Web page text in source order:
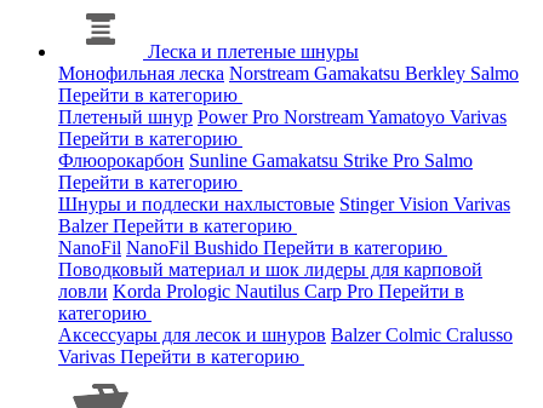
Леска и плетеные шнуры
Монофильная леска Norstream Gamakatsu Berkley Salmo
Перейти в категорию
Плетеный шнур Power Pro NorstreamYamatoyo Varivas
Перейти в категорию
Флюорокарбон Sunline Gamakatsu Strike Pro Salmo
Перейти в категорию
Шнуры и подлески нахлыстовые StingerVision Varivas
BalzerПерейти в категорию
NanoFil NanoFil Bushido Перейти в категорию
Поводковый материал и шок лидеры для карповой
ловли Korda Prologic Nautilus Carp Pro Перейти в
категорию
Аксессуары для лесок и шнуров BalzerColmic Cralusso
Varivas Перейти в категорию